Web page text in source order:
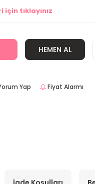
tıklayınız
HEMEN AL
Yap Fiyat Alarmı